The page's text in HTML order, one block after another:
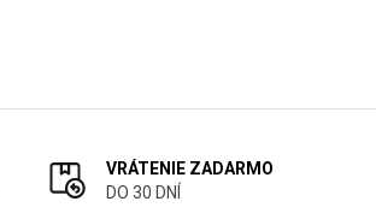
VRÁTENIE ZADARMO
DO 30 DNÍ